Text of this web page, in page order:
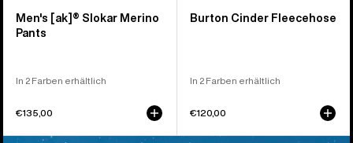
Men's [ak]® Slokar Merino
Pants
In 2 Farben erhältlich
€135,00
Burton Cinder Fleecehose
In 2 Farben erhältlich
€120,00